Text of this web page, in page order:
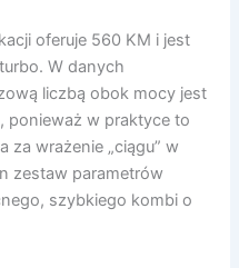
oferuje 560 KM i jest
W danych
liczbą obok mocy jest
ponieważ w praktyce to
wrażenie „ciągu” w
zestaw parametrów
szybkiego kombi o